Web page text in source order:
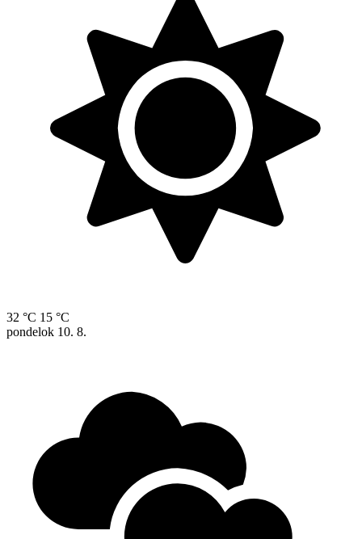
32 °C 15 °C
pondelok 10. 8.